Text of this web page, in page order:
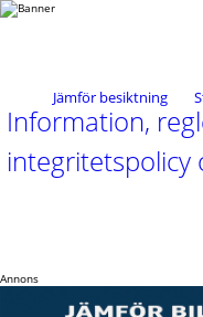
Jämför besiktning
Information,
integritetspolicy
Annons